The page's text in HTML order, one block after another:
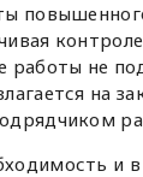
работы не
на
и